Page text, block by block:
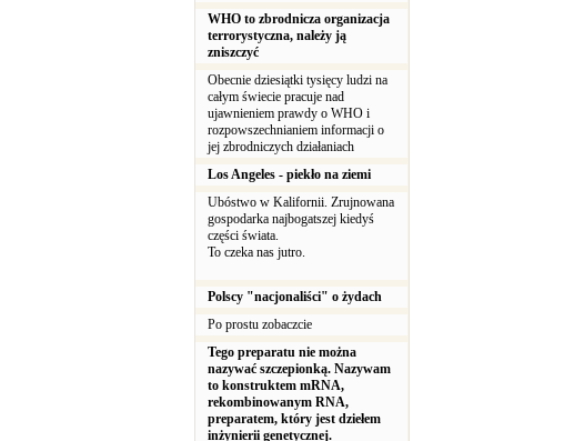
WHO to zbrodnicza organizacja
terrorystyczna, należy ją
zniszczyć
Obecnie dziesiątki tysięcy ludzi na
całym świecie pracuje nad
ujawnieniem prawdy o WHO i
rozpowszechnianiem informacji o
jej zbrodniczych działaniach
Los Angeles - piekło na ziemi
Ubóstwo w Kalifornii. Zrujnowana
gospodarka najbogatszej kiedyś
części świata.
To czeka nas jutro.
Polscy "nacjonaliści" o żydach
Po prostu zobaczcie
Tego preparatu nie można
nazywać szczepionką. Nazywam
to konstruktem mRNA,
rekombinowanym RNA,
preparatem, który jest dziełem
inżynierii genetycznej.